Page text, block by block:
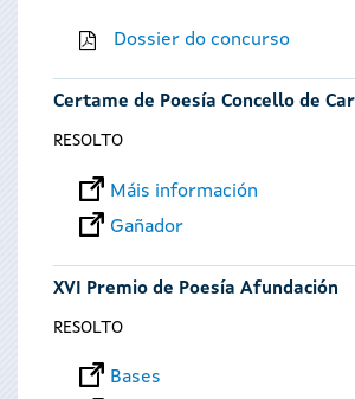
Dossier do concurso
Certame de Poesía Concello de
RESOLTO
Máis información
Gañador
XVI Premio de Poesía Afundación
RESOLTO
Bases